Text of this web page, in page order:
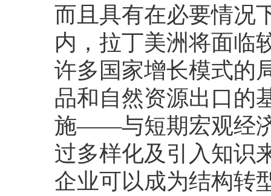
而且具有在必要情况
内，拉丁美洲将面临
许多国家增长模式的
品和自然资源出口的
施——与短期宏观经
过多样化及引入知识
企业可以成为结构转